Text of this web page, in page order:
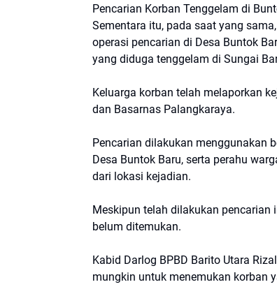
Pencarian Korban Tenggelam di
Sementara itu, pada saat yang
operasi pencarian di Desa Buntok
yang diduga tenggelam di Sungai
Keluarga korban telah melaporkan
dan Basarnas Palangkaraya.
Pencarian dilakukan menggunakan
Desa Buntok Baru, serta perahu
dari lokasi kejadian.
Meskipun telah dilakukan pencarian
belum ditemukan.
Kabid Darlog BPBD Barito Utara
mungkin untuk menemukan korban